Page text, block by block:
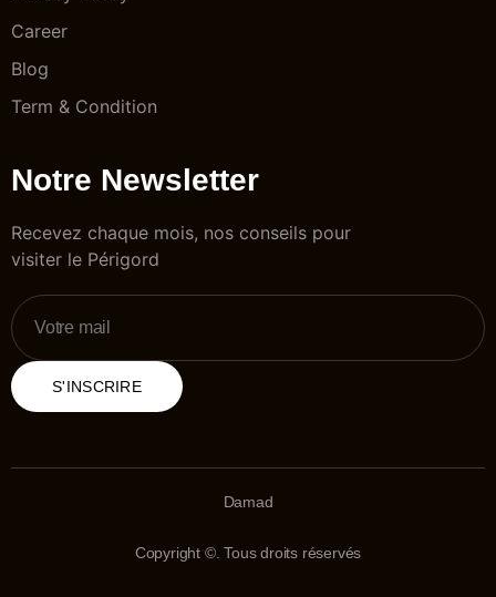
Career
Blog
Term & Condition
Notre Newsletter
Recevez chaque mois, nos conseils pour
visiter le Périgord
S'INSCRIRE
Damad
Copyright ©. Tous droits réservés